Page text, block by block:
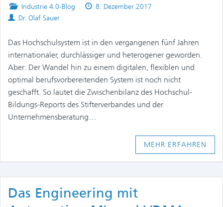
Posted
in
Industrie 4.0-Blog
Published
8. Dezember 2017
Authors
Dr. Olaf Sauer
Das Hochschulsystem ist in den vergangenen fünf Jahren
internationaler, durchlässiger und heterogener geworden.
Aber: Der Wandel hin zu einem digitalen, flexiblen und
optimal berufsvorbereitenden System ist noch nicht
geschafft. So lautet die Zwischenbilanz des Hochschul-
Bildungs-Reports des Stifterverbandes und der
Unternehmensberatung…
MEHR ERFAHREN
Das Engineering mit